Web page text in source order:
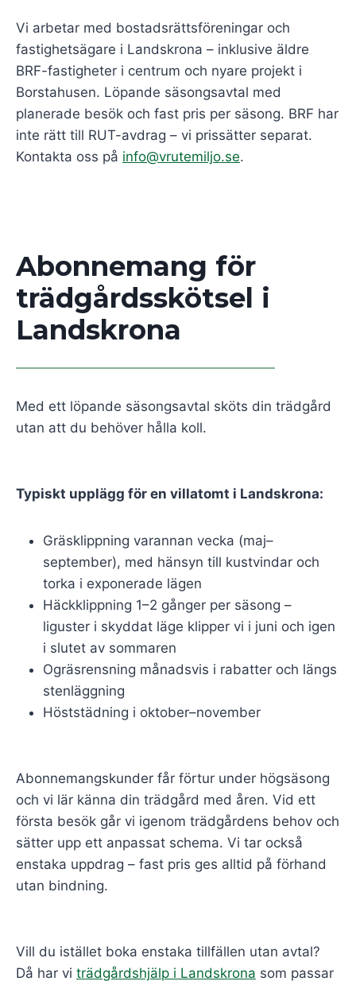
Vi arbetar med bostadsrättsföreningar och
fastighetsägare i Landskrona – inklusive äldre
BRF-fastigheter i centrum och nyare projekt i
Borstahusen. Löpande säsongsavtal med
planerade besök och fast pris per säsong. BRF har
inte rätt till RUT-avdrag – vi prissätter separat.
Kontakta oss på info@vrutemiljo.se.
Abonnemang för
trädgårdsskötsel i
Landskrona
Med ett löpande säsongsavtal sköts din trädgård
utan att du behöver hålla koll.
Typiskt upplägg för en villatomt i Landskrona:
Gräsklippning varannan vecka (maj–
september), med hänsyn till kustvindar och
torka i exponerade lägen
Häckklippning 1–2 gånger per säsong –
liguster i skyddat läge klipper vi i juni och igen
i slutet av sommaren
Ogräsrensning månadsvis i rabatter och längs
stenläggning
Höststädning i oktober–november
Abonnemangskunder får förtur under högsäsong
och vi lär känna din trädgård med åren. Vid ett
första besök går vi igenom trädgårdens behov och
sätter upp ett anpassat schema. Vi tar också
enstaka uppdrag – fast pris ges alltid på förhand
utan bindning.
Vill du istället boka enstaka tillfällen utan avtal?
Då har vi trädgårdshjälp i Landskrona som passar